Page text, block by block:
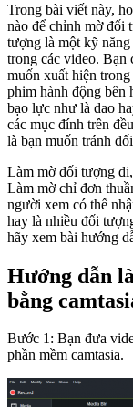
Trong bài viết này,
nào để chỉnh mờ đối
tượng là một kỹ
trong các video. Bạn
muốn xuất hiện
phim hành động bên
bạo lực như là dao
các mục đính trên
là bạn muốn tránh
Làm mờ đối tượng
Làm mờ chỉ đơn
người xem có thể
hay là nhiều đối
hãy xem bài hướng
Hướng dẫn
bằng
Bước 1: Bạn đưa
phần mềm camtasia.